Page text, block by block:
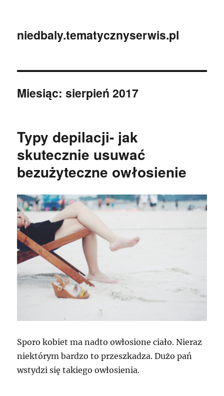
niedbaly.tematycznyserwis.pl
Miesiąc:sierpień 2017
Typy depilacji- jak
skutecznie usuwać
bezużyteczne owłosienie
Sporo kobiet ma nadto owłosione ciało. Nieraz
niektórym bardzo to przeszkadza. Dużo pań
wstydzi się takiego owłosienia.